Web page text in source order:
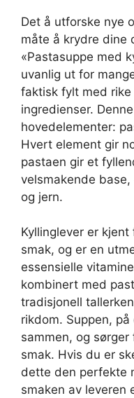
Det å utforske nye
måte å krydre dine
«Pastasuppe med
uvanlig ut for
faktisk fylt med rike
ingredienser.
hovedelementer:
Hvert element gir
pastaen gir et
velsmakende
og jern.
Kyllinglever er
smak, og er en
essensielle
kombinert med
tradisjonell
rikdom. Suppen,
sammen, og
smak. Hvis du er
dette den perfekte
smaken av leveren